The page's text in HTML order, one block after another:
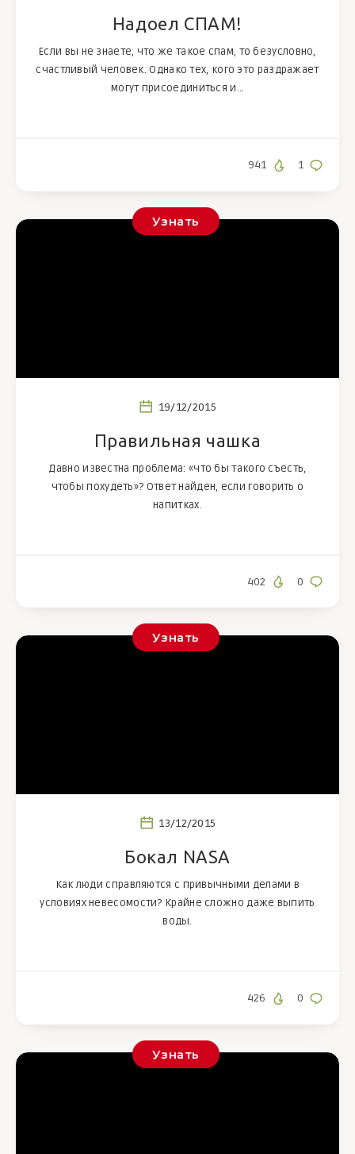
Надоел СПАМ!
Если вы не знаете, что же такое спам, то безусловно,
счастливый человек. Однако тех, кого это раздражает
могут присоединиться и…
1
941
Узнать
19/12/2015
Правильная чашка
Давно известна проблема: «что бы такого съесть,
чтобы похудеть»? Ответ найден, если говорить о
напитках.
0
402
Узнать
13/12/2015
Бокал NASA
Как люди справляются с привычными делами в
условиях невесомости? Крайне сложно даже выпить
воды.
0
426
Узнать